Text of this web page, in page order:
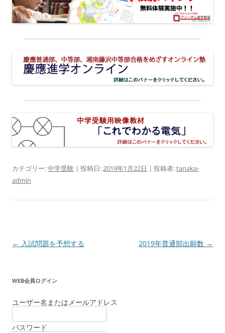
カテゴリー:中学受験 | 投稿日:2019年1月22日 | 投稿者:tanaka-
admin
投
ビ
ゲ
シ
← 入試問題を予想する 2019年普通部出願数 →
WEB会員ログイン
ユーザー名またはメールアドレス
パスワード